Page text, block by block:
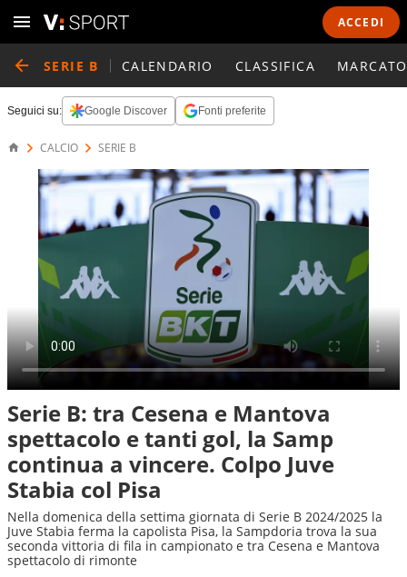
ACCEDI
SERIE B CALENDARIO CLASSIFICA
Seguici su: Google Discover Fonti preferite
CALCIO SERIE B
Serie B: tra Cesena e Mantova
spettacolo e tanti gol, la Samp
continua a vincere. Colpo Juve
Stabia col Pisa
Nella domenica della settima giornata di Serie B 2024/2025 la
Juve Stabia ferma la capolista Pisa, la Sampdoria trova la sua
seconda vittoria di fila in campionato e tra Cesena e Mantova
spettacolo di rimonte